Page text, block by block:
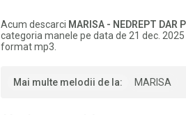
Acum descarci MARISA - NEDREPT DAR
categoria manele pe data de 21 dec.
format mp3.
Mai multe melodii de la: MARISA